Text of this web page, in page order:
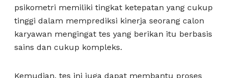
psikometri memiliki tingkat ketepatan yang cukup
tinggi dalam memprediksi kinerja seorang calon
karyawan mengingat tes yang berikan itu berbasis
sains dan cukup kompleks.
Kemudian, tes ini juga dapat membantu proses